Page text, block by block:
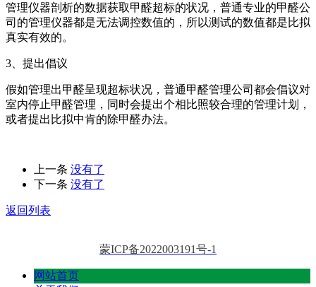
管理仪器剖析的数据获取甲醛超标的状况，普通专业的甲醛公
司的管理仪器都是无法调控数值的，所以测试的数值都是比拟
真实有效的。
3、提出倡议
假如管理出甲醛呈现超标状况，普通甲醛管理公司都会倡议对
室内停止甲醛管理，同时会提出个相比照较合理的管理计划，
或者提出比拟中肯的除甲醛办法。
上一条 没有了
下一条 没有了
返回列表
蒙ICP备2022003191号-1
网站首页